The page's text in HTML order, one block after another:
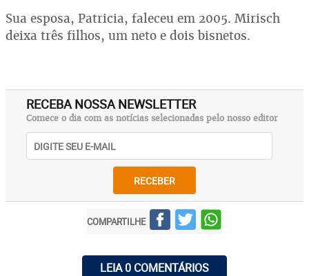
Sua esposa, Patricia, faleceu em 2005. Mirisch
deixa três filhos, um neto e dois bisnetos.
RECEBA NOSSA NEWSLETTER
Comece o dia com as notícias selecionadas pelo nosso editor
RECEBER
COMPARTILHE
LEIA 0 COMENTÁRIOS